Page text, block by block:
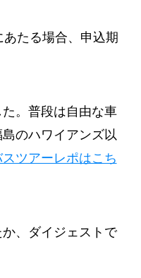
たる場合、申込期
。普段は自由な車
のハワイアンズ以
ツアーレポはこち
、ダイジェストで